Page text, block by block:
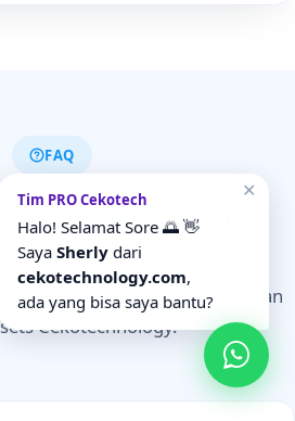
FAQ
Yang Sering
umum seputar penggunaan
Cekotechnology.
✕
Tim PRO Cekotech
Halo! Selamat Sore 🌅 👋
Saya Sherly dari
cekotechnology.com,
ada yang bisa saya bantu?